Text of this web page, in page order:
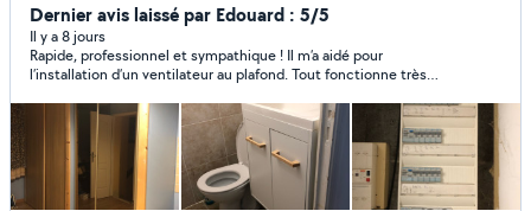
chauffante - hotte , installation de suspension,d'appliques
et de chauffage électrique ), j'effectue aussi tout travaux
de bricolage et montage de meubles - je suis sérieux,
rigoureux et surtout avec des prix raisonnable. Vous
pouvez me contacter en direct au 06-87-43-54-04 pour
tout vos besoins. Merci d'avance pour votre confiance.
Dernier avis laissé par Edouard : 5/5
Il y a 8 jours
Rapide, professionnel et sympathique ! Il m’a aidé pour
l’installation d’un ventilateur au plafond. Tout fonctionne très